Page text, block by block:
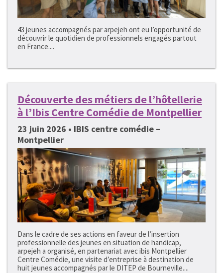
43 jeunes accompagnés par arpejeh ont eu l’opportunité de
découvrir le quotidien de professionnels engagés partout
en France....
Découverte des métiers de l’hôtellerie
à l’Ibis Centre Comédie de Montpellier
23 juin 2026 • IBIS centre comédie –
Montpellier
Dans le cadre de ses actions en faveur de l’insertion
professionnelle des jeunes en situation de handicap,
arpejeh a organisé, en partenariat avec ibis Montpellier
Centre Comédie, une visite d’entreprise à destination de
huit jeunes accompagnés par le DITEP de Bourneville....